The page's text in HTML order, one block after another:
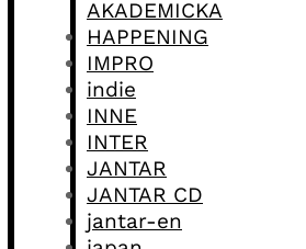
AKADEMICKA
HAPPENING
IMPRO
indie
INNE
INTER
JANTAR
JANTAR CD
jantar-en